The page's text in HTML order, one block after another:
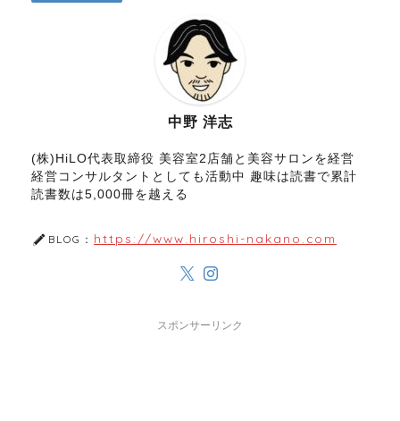
中野 洋志
(株)HiLO代表取締役 美容室2店舗と美容サロンを経営
経営コンサルタントとしても活動中 趣味は読書で累計
読書数は5,000冊を越える
BLOG： https://www.hiroshi-nakano.com
スポンサーリンク